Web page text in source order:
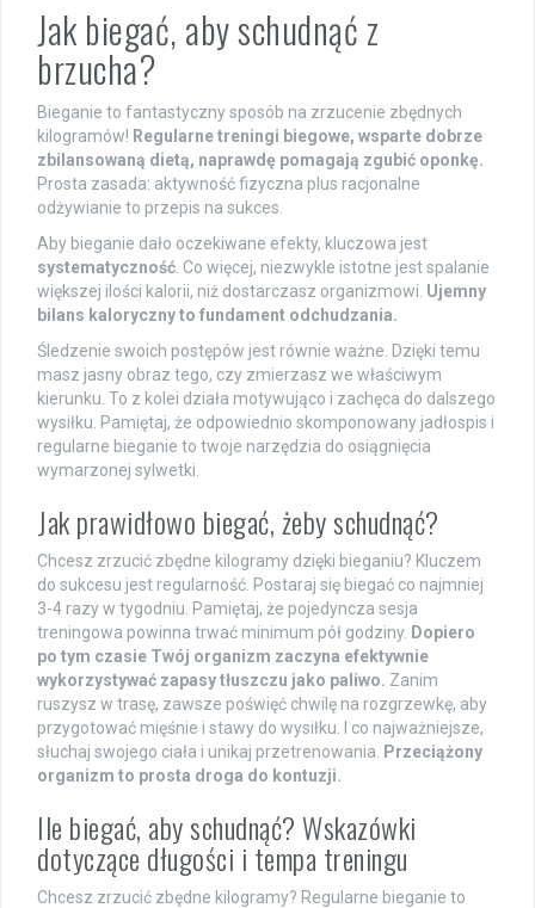
Jak biegać, aby schudnąć z
brzucha?
Bieganie to fantastyczny sposób na zrzucenie zbędnych
kilogramów! Regularne treningi biegowe, wsparte dobrze
zbilansowaną dietą, naprawdę pomagają zgubić oponkę.
Prosta zasada: aktywność fizyczna plus racjonalne
odżywianie to przepis na sukces.
Aby bieganie dało oczekiwane efekty, kluczowa jest
systematyczność . Co więcej, niezwykle istotne jest spalanie
większej ilości kalorii, niż dostarczasz organizmowi. Ujemny
bilans kaloryczny to fundament odchudzania.
Śledzenie swoich postępów jest równie ważne. Dzięki temu
masz jasny obraz tego, czy zmierzasz we właściwym
kierunku. To z kolei działa motywująco i zachęca do dalszego
wysiłku. Pamiętaj, że odpowiednio skomponowany jadłospis i
regularne bieganie to twoje narzędzia do osiągnięcia
wymarzonej sylwetki.
Jak prawidłowo biegać, żeby schudnąć?
Chcesz zrzucić zbędne kilogramy dzięki bieganiu? Kluczem
do sukcesu jest regularność. Postaraj się biegać co najmniej
3-4 razy w tygodniu. Pamiętaj, że pojedyncza sesja
treningowa powinna trwać minimum pół godziny. Dopiero
po tym czasie Twój organizm zaczyna efektywnie
wykorzystywać zapasy tłuszczu jako paliwo. Zanim
ruszysz w trasę, zawsze poświęć chwilę na rozgrzewkę, aby
przygotować mięśnie i stawy do wysiłku. I co najważniejsze,
słuchaj swojego ciała i unikaj przetrenowania.
Przeciążony
organizm to prosta droga do kontuzji.
Ile biegać, aby schudnąć? Wskazówki
dotyczące długości i tempa treningu
Chcesz zrzucić zbędne kilogramy? Regularne bieganie to